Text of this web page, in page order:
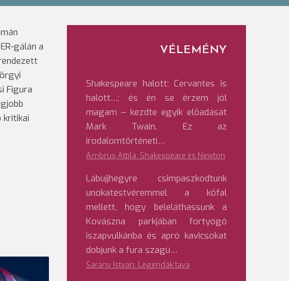
gálán a
Figura
kritikai
VÉLEMÉNY
Shakespeare halott; Cervantes is
halott…; és én se érzem jól
magam – kezdte egyik előadását
Mark Twain. Ez az
irodalomtörténeti…
Ambrus Attila: Shakespeare és Newton
Lábujjhegyre csimpaszkodtunk
unokatestvéremmel a kőfal
mellett, hogy beleláthassunk a
Kovászna parkjában fortyogó
iszapvulkánba és apró kavicsokat
dobjunk a fura szagú…
Sarány István: Legendák tava